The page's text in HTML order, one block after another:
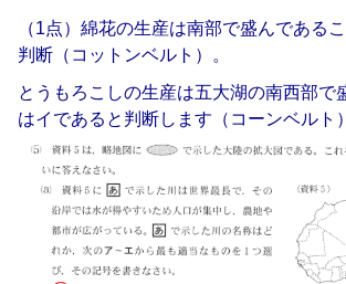
（1点）綿花の生産は南部で盛んである
判断（コットンベルト）。
とうもろこしの生産は五大湖の南西部で
はイであると判断します（コーンベルト